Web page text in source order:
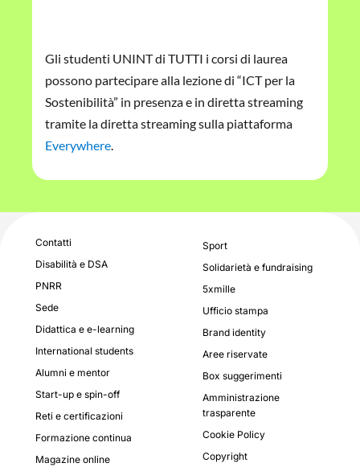
Gli studenti UNINT di TUTTI i corsi di laurea
possono partecipare alla lezione di “ICT per la
Sostenibilità” in presenza e in diretta streaming
tramite la diretta streaming sulla piattaforma
Everywhere
Contatti
Disabilità e DSA
PNRR
Sede
Didattica e e-learning
International students
Alumni e mentor
Start-up e spin-off
Reti e certificazioni
Formazione continua
Magazine online
Sport
Solidarietà e fundraising
5xmille
Ufficio stampa
Brand identity
Aree riservate
Box suggerimenti
Amministrazione
trasparente
Cookie Policy
Copyright